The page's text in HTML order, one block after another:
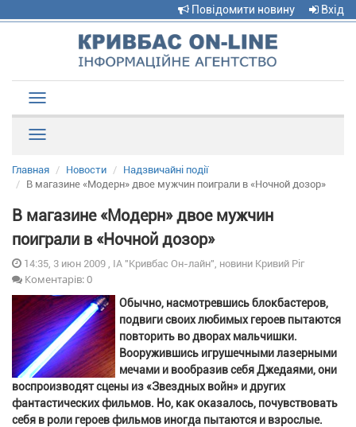
Повідомити новину Вхід
navigation
Главная Новости
Надзвичайні події
В магазине «Модерн» двое мужчин поиграли в «Ночной дозор»
В магазине «Модерн» двое мужчин
поиграли в «Ночной дозор»
14:35, 3 июн 2009 , ІА "Кривбас Он-лайн", новини Кривий Ріг
Коментарів: 0
Обычно, насмотревшись блокбастеров,
подвиги своих любимых героев пытаются
повторить во дворах мальчишки.
Вооружившись игрушечными лазерными
мечами и вообразив себя Джедаями, они
воспроизводят сцены из «Звездных войн» и других
фантастических фильмов. Но, как оказалось, почувствовать
себя в роли героев фильмов иногда пытаются и взрослые.